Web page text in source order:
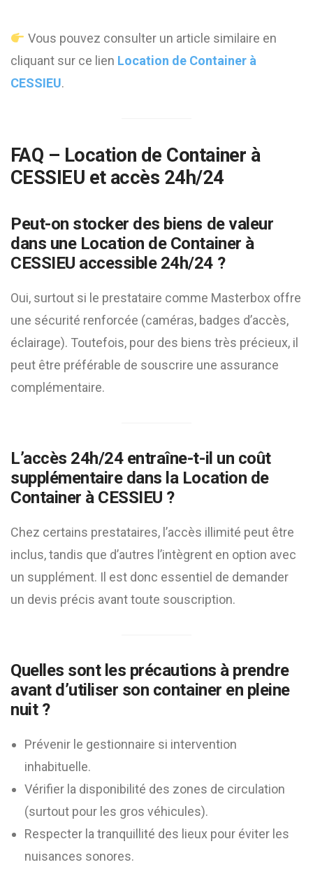
Vous pouvez consulter un article similaire en
cliquant sur ce lien Location de Container à
CESSIEU.
FAQ – Location de Container à
CESSIEU et accès 24h/24
Peut-on stocker des biens de valeur
dans une Location de Container à
CESSIEU accessible 24h/24 ?
Oui, surtout si le prestataire comme Masterbox offre
une sécurité renforcée (caméras, badges d’accès,
éclairage). Toutefois, pour des biens très précieux, il
peut être préférable de souscrire une assurance
complémentaire.
L’accès 24h/24 entraîne-t-il un coût
supplémentaire dans la Location de
Container à CESSIEU ?
Chez certains prestataires, l’accès illimité peut être
inclus, tandis que d’autres l’intègrent en option avec
un supplément. Il est donc essentiel de demander
un devis précis avant toute souscription.
Quelles sont les précautions à prendre
avant d’utiliser son container en pleine
nuit ?
Prévenir le gestionnaire si intervention
inhabituelle.
Vérifier la disponibilité des zones de circulation
(surtout pour les gros véhicules).
Respecter la tranquillité des lieux pour éviter les
nuisances sonores.